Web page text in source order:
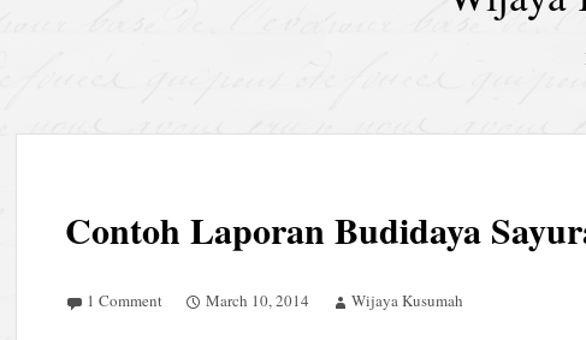
Contoh Laporan Budidaya
1 Comment March 10, 2014 Wijaya Kusumah